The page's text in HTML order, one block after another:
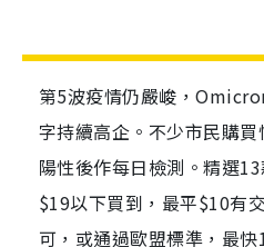
第5波疫情仍嚴峻，
字持續高企。不少市民購
陽性後作每日檢測。精選
$19以下買到，最平$10有
可，或通過歐盟標準，最快